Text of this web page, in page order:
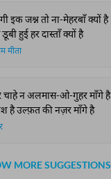
इक जश्न तो ना-मेहरबाँ क्यों है
हुई हर दास्ताँ क्यों है
मीता
न अलमास-ओ-गुहर माँगे है
है उल्फ़त की नज़र माँगे है
MORE SUGGESTIONS